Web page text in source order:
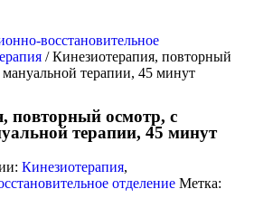
восстановительное
/ Кинезиотерапия, повторный
терапии, 45 минут
повторный осмотр, с
терапии, 45 минут
Кинезиотерапия,
отделение Метка: